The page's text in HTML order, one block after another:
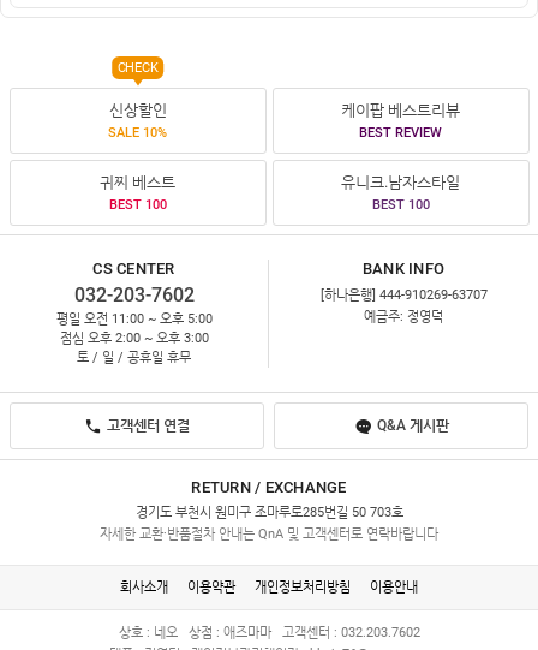
신상할인
SALE 10%
CHECK
케이팝 베스트리뷰
BEST REVIEW
귀찌 베스트
BEST 100
유니크.남자스타일
BEST 100
CS CENTER
032-203-7602
평일 오전 11:00 ~ 오후 5:00
점심 오후 2:00 ~ 오후 3:00
토 / 일 / 공휴일 휴무
BANK INFO
[하나은행] 444-910269-63707
예금주: 정영덕
고객센터 연결 Q&A 게시판
RETURN / EXCHANGE
경기도 부천시 원미구 조마루로285번길 50 703호
자세한 교환·반품절차 안내는 QnA 및 고객센터로 연락바랍니다
회사소개 이용약관 개인정보처리방침 이용안내
상호 : 네오 상점 : 애즈마마
고객센터 : 032.203.7602